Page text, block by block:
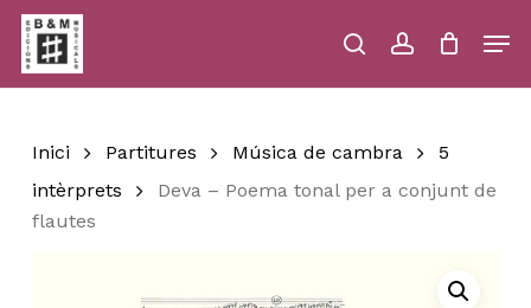
Skip
main
content
searchaccount
Close
Inici Partitures Música de cambra
5
intèrprets
Deva – Poema tonal per a conjunt de
flautes
Menu